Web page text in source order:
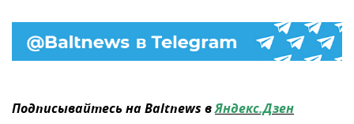
Подписывайтесь на Baltnews вЯндекс.Дзен